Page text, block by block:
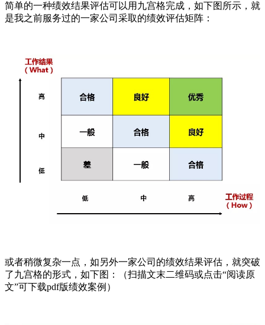
简单的一种绩效结果评估可以用九宫格完成，如下图所示，就
是我之前服务过的一家公司采取的绩效评估矩阵：
或者稍微复杂一点，如另外一家公司的绩效结果评估，就突破
了九宫格的形式，如下图：（扫描文末二维码或点击“阅读原
文”可下载pdf版绩效案例）